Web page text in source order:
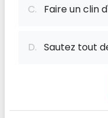
C. Faire un clin
D. Sautez tout